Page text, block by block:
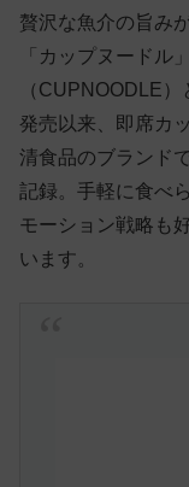
贅沢な魚介の旨み
「カップヌードル
（CUPNOODLE
発売以来、即席カ
清食品のブランド
記録。手軽に食べ
モーション戦略も
います。